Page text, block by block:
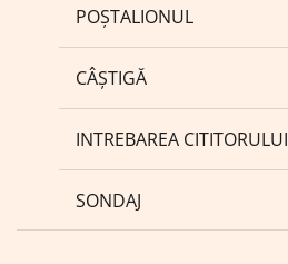
POȘTALIONUL
CÂȘTIGĂ
INTREBAREA CITITORULUI
SONDAJ